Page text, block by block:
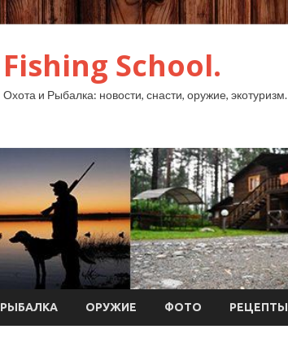
Fishing School.
Охота и Рыбалка: новости, снасти, оружие, экотуризм.
РЫБАЛКА ОРУЖИЕ ФОТО РЕЦЕПТЫ